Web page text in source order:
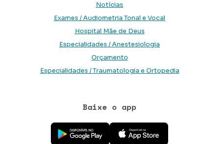
Notícias
Exames / Audiometria Tonal e Vocal
Hospital Mãe de Deus
Especialidades / Anestesiologia
Orçamento
Especialidades / Traumatologia e Ortopedia
Baixe o app
Baixe o aplicativo na Google Play Store
Baixe o aplicativo na App Store